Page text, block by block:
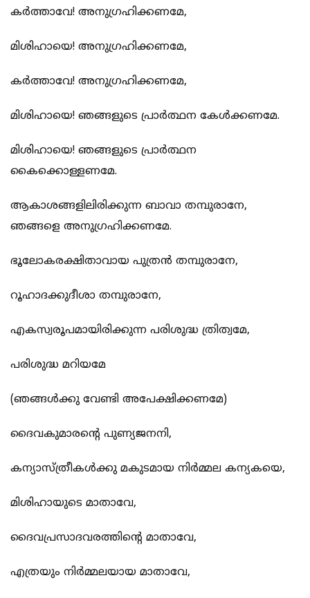
കര്‍ത്താവേ! അനുഗ്രഹിക്കണമേ,
മിശിഹായെ! അനുഗ്രഹിക്കണമേ,
കര്‍ത്താവേ! അനുഗ്രഹിക്കണമേ,
മിശിഹായെ! ഞങ്ങളുടെ പ്രാര്‍ത്ഥന കേള്‍ക്കണമേ.
മിശിഹായെ! ഞങ്ങളുടെ പ്രാര്‍ത്ഥന
കൈക്കൊള്ളണമേ.
ആകാശങ്ങളിലിരിക്കുന്ന ബാവാ തമ്പുരാനേ,
ഞങ്ങളെ അനുഗ്രഹിക്കണമേ.
ഭൂലോകരക്ഷിതാവായ പുത്രന്‍ തമ്പുരാനേ,
റൂഹാദക്കുദീശാ തമ്പുരാനേ,
എകസ്വരൂപമായിരിക്കുന്ന പരിശുദ്ധ ത്രിത്വമേ,
പരിശുദ്ധ മറിയമേ
(ഞങ്ങള്‍ക്കു വേണ്ടി അപേക്ഷിക്കണമേ)
ദൈവകുമാരന്‍റെ പുണ്യജനനി,
കന്യാസ്ത്രീകള്‍ക്കു മകുടമായ നിര്‍മ്മല കന്യകയെ,
മിശിഹായുടെ മാതാവേ,
ദൈവപ്രസാദവരത്തിന്‍റെ മാതാവേ,
എത്രയും നിര്‍മ്മലയായ മാതാവേ,